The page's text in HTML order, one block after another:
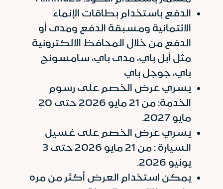
الدفع باستخدام بطاقات الإنماء
الائتمانية ومسبقة الدفع ومدى أو
الدفع من خلال المحافظ الالكترونية
مثل أبل باي، مدى باي، سامسونج
باي، جوجل باي
يسري عرض الخصم على رسوم
الخدمة: من 21 مايو 2026 حتى 20
مايو 2027.
يسري عرض الخصم على غسيل
السيارة : من 21 مايو 2026 حتى 3
يونيو 2026.
يمكن استخدام العرض أكثر من مره